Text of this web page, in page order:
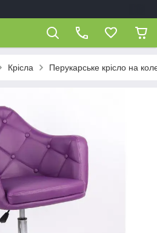
Крісла Перукарське крісло на